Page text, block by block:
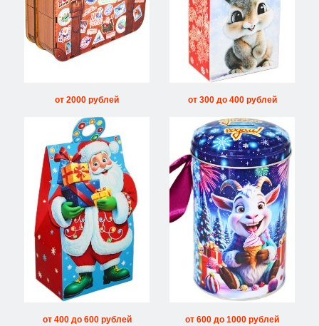
от 2000 рублей от 300 до 400 рублей
от 400 до 600 рублей от 600 до 1000 рублей